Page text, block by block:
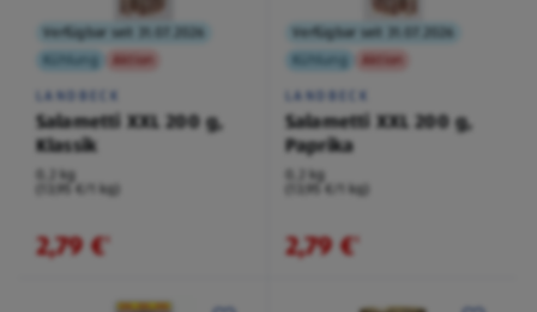
Verfügbar seit 31.07.2026
Kühlung
Aktion
LANDBECK
Salametti XXL 200 g,
Klassik
0,2 kg
(13,95 €/1 kg)
2,79 €¹
Verfügbar seit 31.07.2026
Kühlung
Aktion
LANDBECK
Salametti XXL 200 g,
Paprika
0,2 kg
(13,95 €/1 kg)
2,79 €¹